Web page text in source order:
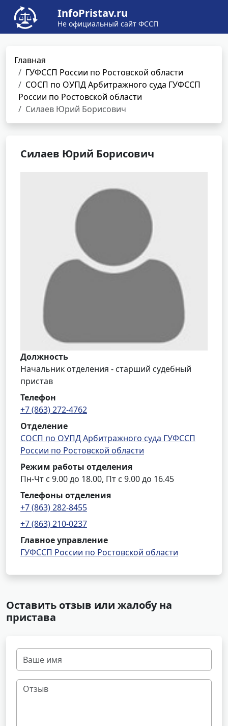
InfoPristav.ru
Не официальный сайт ФССП
Главная
ГУФССП России по Ростовской области
СОСП по ОУПД Арбитражного суда ГУФССП
России по Ростовской области
Силаев Юрий Борисович
Силаев Юрий Борисович
Должность
Начальник отделения - старший судебный
пристав
Телефон
+7 (863) 272-4762
Отделение
СОСП по ОУПД Арбитражного суда ГУФССП
России по Ростовской области
Режим работы отделения
Пн-Чт с 9.00 до 18.00, Пт с 9.00 до 16.45
Телефоны отделения
+7 (863) 282-8455
+7 (863) 210-0237
Главное управление
ГУФССП России по Ростовской области
Оставить отзыв или жалобу на
пристава